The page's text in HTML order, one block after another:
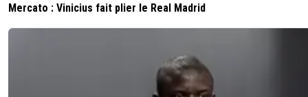
Mercato : Vinicius fait plier le Real Madrid